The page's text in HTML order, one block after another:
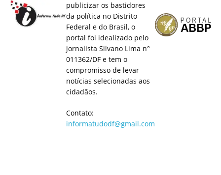
publicizar os bastidores
da política no Distrito
Federal e do Brasil, o
portal foi idealizado pelo
jornalista Silvano Lima n°
011362/DF e tem o
compromisso de levar
notícias selecionadas aos
cidadãos.
Contato:
informatudodf@gmail.com